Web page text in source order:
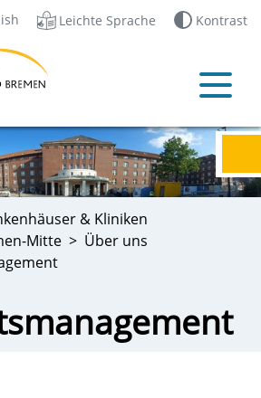
Leichte Sprache Kontrast
& Kliniken
Mitte
Über uns